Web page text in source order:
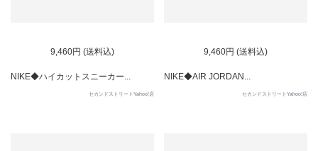
9,460円 (送料込)
NIKE◆ハイカットスニーカー...
セカンドストリートYahoo!店
9,460円 (送料込)
NIKE◆AIR JORDAN...
セカンドストリートYahoo!店